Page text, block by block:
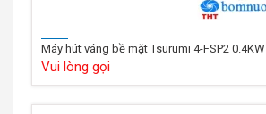
Máy hút váng bề mặt Tsurumi 4-FSP2 0.4KW
Vui lòng gọi